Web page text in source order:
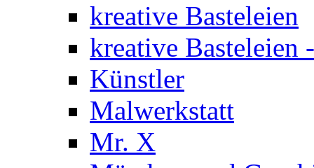
kreative Basteleien
kreative Basteleien
Künstler
Malwerkstatt
Mr. X